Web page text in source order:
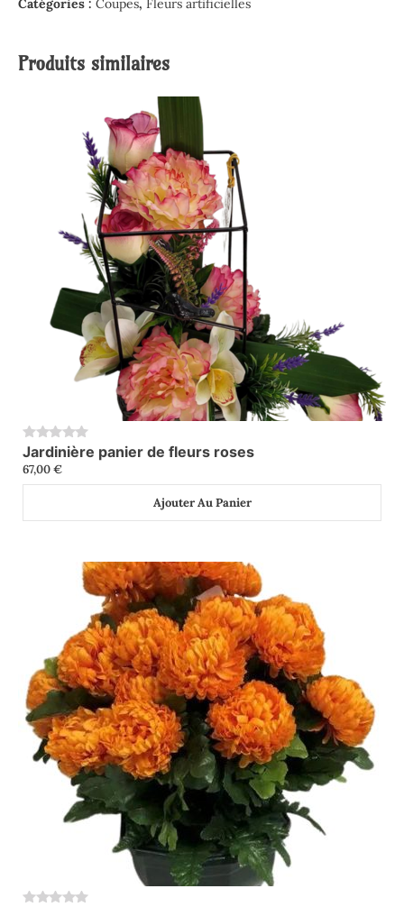
Catégories : Coupes, Fleurs artificielles
Produits similaires
0
Jardinière panier de fleurs roses
67,00€
Ajouter Au Panier